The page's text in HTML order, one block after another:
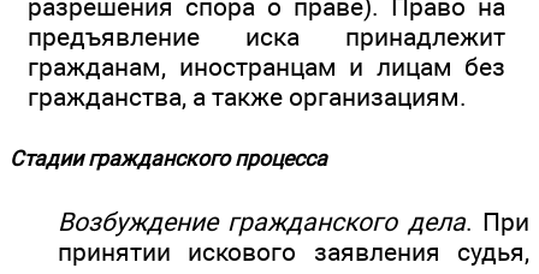
разрешения спора о праве). Право на
предъявление иска принадлежит
гражданам, иностранцам и лицам без
гражданства, а также организациям.
Стадии гражданского процесса
Возбуждение гражданского дела. При
принятии искового заявления судья,